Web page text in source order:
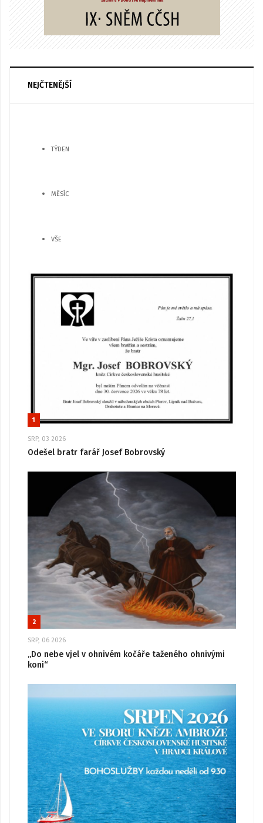
NEJČTENĚJŠÍ
TÝDEN
MĚSÍC
VŠE
1
SRP, 03 2026
Odešel bratr farář Josef Bobrovský
2
SRP, 06 2026
„Do nebe vjel v ohnivém kočáře taženého ohnivými
koni“